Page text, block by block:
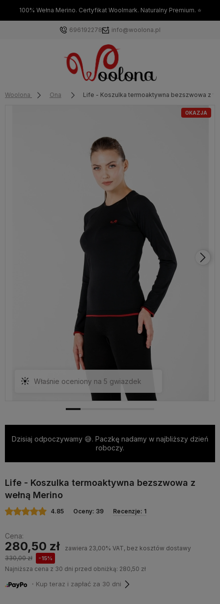
100% Wełna Merino. Certyfikat Woolmark. Naturalny Premium. ⭐
696192278 info@woolona.pl
Woolona Ona Life - Koszulka termoaktywna bezszwowa z
OKAZJA
Właśnie oceniony na 5 gwiazdek
Dzisiaj odpoczywamy 😅. Paczkę nadamy w najbliższy dzień
roboczy.
Life - Koszulka termoaktywna bezszwowa z
wełną Merino
4.85 Oceny: 39 Recenzje: 1
Cena:
280,50 zł
zawiera 23,00% VAT, bez kosztów dostawy
330,00 zł
-15%
Najniższa cena z 30 dni przed obniżką: 280,50 zł
・Kup teraz i zapłać za 30 dni